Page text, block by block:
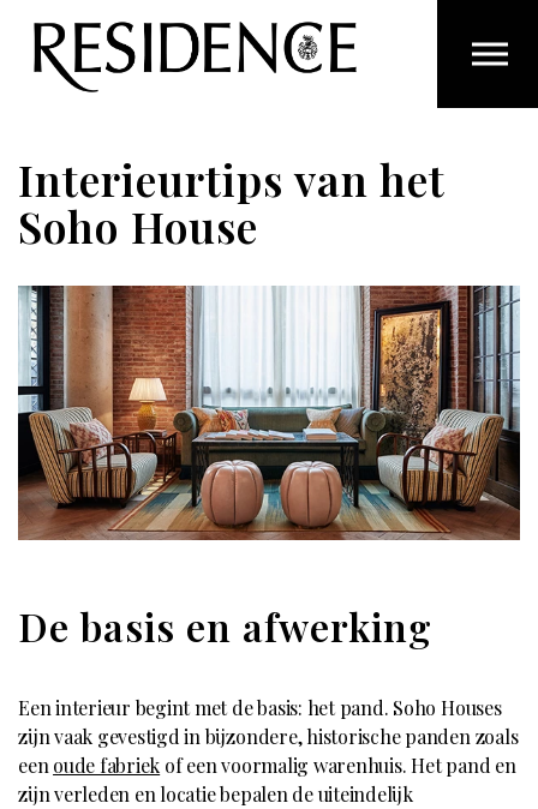
Overslaan en ga direct naar de inhoud
Interieurtips van het
Soho House
De basis en afwerking
Een interieur begint met de basis: het pand. Soho Houses
zijn vaak gevestigd in bijzondere, historische panden zoals
eenoude fabriek of een voormalig warenhuis. Het pand en
zijn verleden en locatie bepalen de uiteindelijk